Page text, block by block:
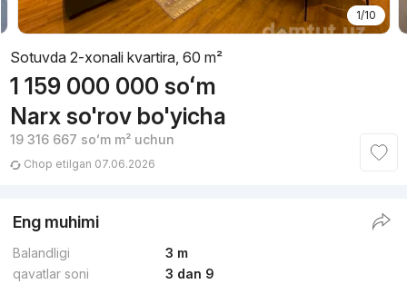
1/10
Sotuvda 2-xonali kvartira, 60 m²
1 159 000 000 soʻm
Narx so'rov bo'yicha
19 316 667 soʻmm² uchun
Chop etilgan 07.06.2026
Eng muhimi
Balandligi
3 m
qavatlar soni
3 dan 9